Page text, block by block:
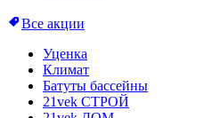
Все акции
Уценка
Климат
Батуты бассейны
21vek СТРОЙ